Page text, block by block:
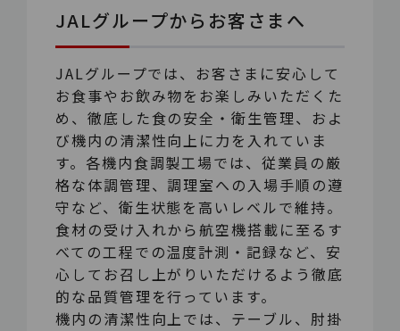
JALグループからお客さまへ
JALグループでは、お客さまに安心して
お食事やお飲み物をお楽しみいただくた
め、徹底した食の安全・衛生管理、およ
び機内の清潔性向上に力を入れていま
す。各機内食調製工場では、従業員の厳
格な体調管理、調理室への入場手順の遵
守など、衛生状態を高いレベルで維持。
食材の受け入れから航空機搭載に至るす
べての工程での温度計測・記録など、安
心してお召し上がりいただけるよう徹底
的な品質管理を行っています。
機内の清潔性向上では、テーブル、肘掛